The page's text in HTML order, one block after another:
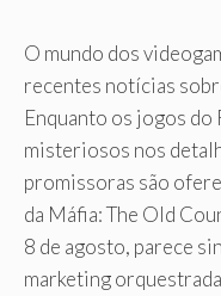
O mundo dos
recentes notícias
Enquanto os jogos do
misteriosos nos
promissoras são
da Máfia: The Old
8 de agosto, parece
marketing